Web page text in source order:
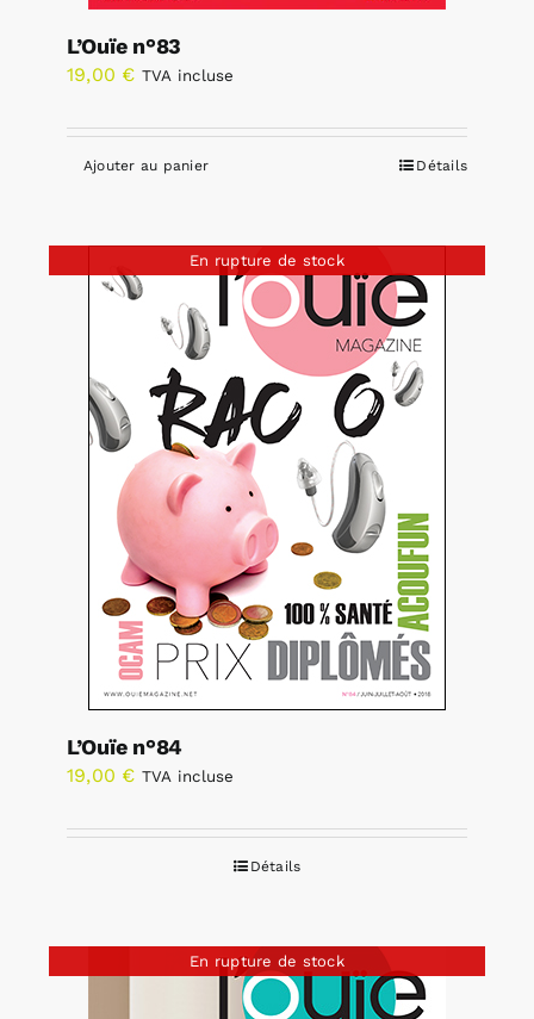
L’Ouïe n°83
19,00 € TVA incluse
Ajouter au panier Détails
En rupture de stock
L’Ouïe n°84
19,00 € TVA incluse
Détails
En rupture de stock